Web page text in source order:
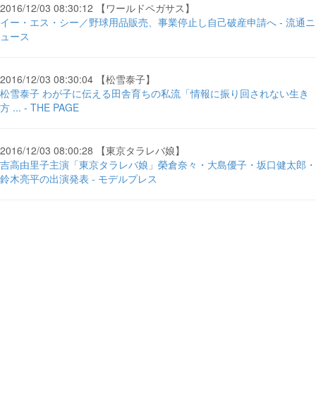
2016/12/03 08:30:12 【ワールドペガサス】
イー・エス・シー／野球用品販売、事業停止し自己破産申請へ - 流通ニ
ュース
2016/12/03 08:30:04 【松雪泰子】
松雪泰子 わが子に伝える田舎育ちの私流「情報に振り回されない生き
方 ... - THE PAGE
2016/12/03 08:00:28 【東京タラレバ娘】
吉高由里子主演「東京タラレバ娘」榮倉奈々・大島優子・坂口健太郎・
鈴木亮平の出演発表 - モデルプレス